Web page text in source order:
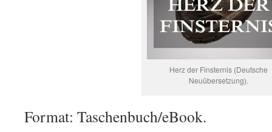
Herz der Finsternis (Deutsche
Neuübersetzung).
Format: Taschenbuch/eBook.